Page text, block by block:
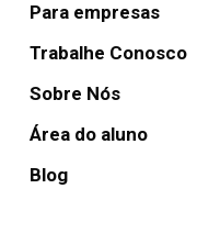
Para empresas
Trabalhe Conosco
Sobre Nós
Área do aluno
Blog